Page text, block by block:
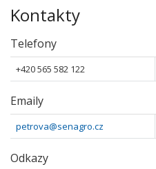
Kontakty
Telefony
+420 565 582 122
Emaily
petrova@senagro.cz
Odkazy